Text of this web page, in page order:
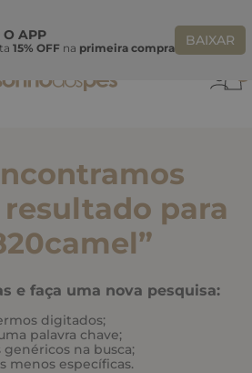
O APP
15% OFF na primeira compra BAIXAR
para
”
e faça uma nova pesquisa:
digitados;
palavra chave;
na busca;
menos específicas.